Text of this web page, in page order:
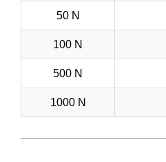
50 N
100 N
500 N
1000 N